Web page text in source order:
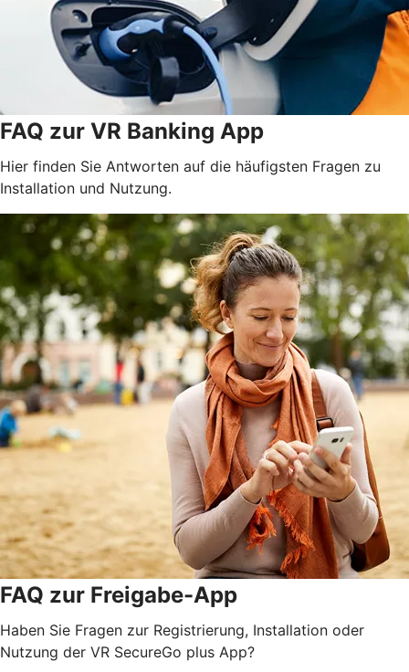
FAQ zur VR Banking App
Hier finden Sie Antworten auf die häufigsten Fragen zu
Installation und Nutzung.
FAQ zur Freigabe-App
Haben Sie Fragen zur Registrierung, Installation oder
Nutzung der VR SecureGo plus App?